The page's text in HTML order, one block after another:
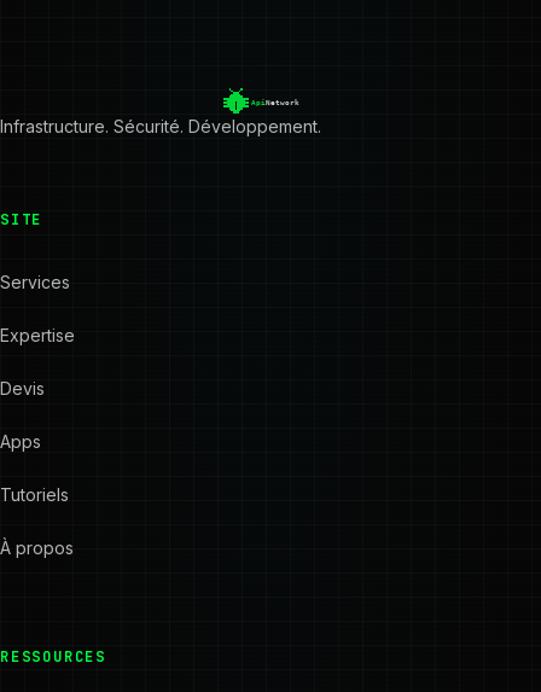
Infrastructure. Sécurité. Développement.
SITE
Services
Expertise
Devis
Apps
Tutoriels
À propos
RESSOURCES